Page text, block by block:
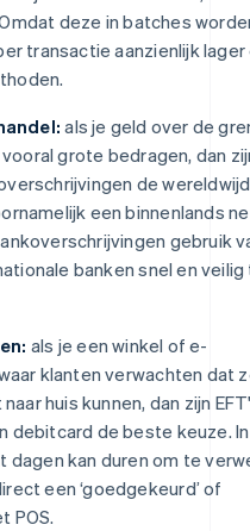
deze in batches
transactie aanzienlijk lager
als je geld over de
grote bedragen, dan
de
een binnenlands
gebruik
banken snel en veilig
als je een winkel of e-
klanten verwachten dat
huis kunnen, dan zijn
debitcard de beste keuze. In
dagen kan duren om te
een ‘goedgekeurd’ of
POS.